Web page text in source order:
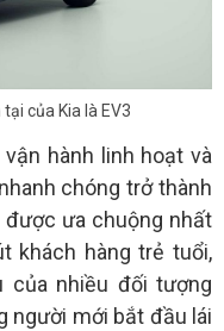
của Kia là EV3
hành linh hoạt và
chóng trở thành
ưa chuộng nhất
khách hàng trẻ tuổi,
của nhiều đối tượng
người mới bắt đầu lái